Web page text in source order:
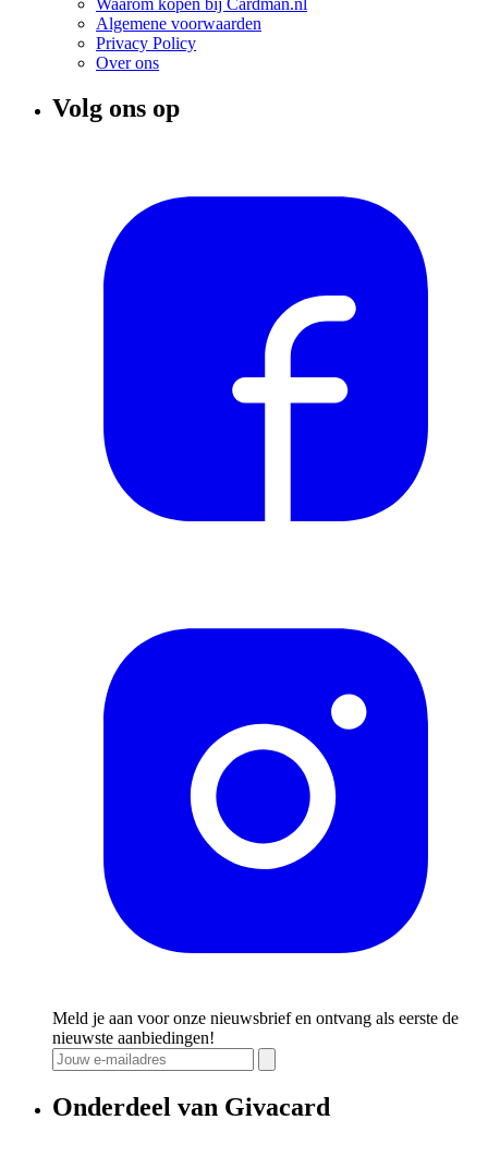
Algemene voorwaarden
Privacy Policy
Over ons
Volg ons op
Meld je aan voor onze nieuwsbrief en ontvang als eerste de
nieuwste aanbiedingen!
Onderdeel van Givacard